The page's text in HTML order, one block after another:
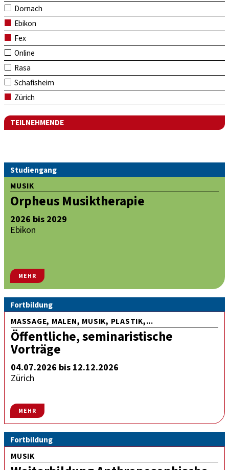
Dornach
Ebikon
Fex
Online
Rasa
Schafisheim
Zürich
TEILNEHMENDE
Studiengang
MUSIK
Orpheus Musiktherapie
2026 bis 2029
Ebikon
MEHR
Fortbildung
MASSAGE, MALEN, MUSIK, PLASTIK,...
Öffentliche, seminaristische
Vorträge
04.07.2026 bis 12.12.2026
Zürich
MEHR
Fortbildung
MUSIK